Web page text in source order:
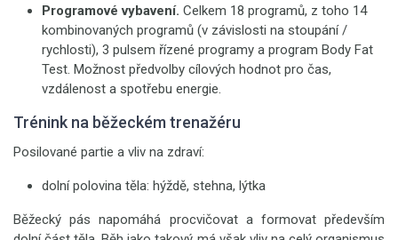
Programové vybavení. Celkem 18 programů, z toho 14
kombinovaných programů (v závislosti na stoupání /
rychlosti), 3 pulsem řízené programy a program Body Fat
Test. Možnost předvolby cílových hodnot pro čas,
vzdálenost a spotřebu energie.
Trénink na běžeckém trenažéru
Posilované partie a vliv na zdraví:
dolní polovina těla: hýždě, stehna, lýtka
Běžecký pás napomáhá procvičovat a formovat především